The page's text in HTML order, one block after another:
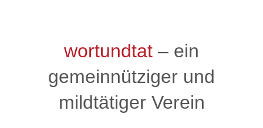
wortundtat – ein
gemeinnütziger und
mildtätiger Verein